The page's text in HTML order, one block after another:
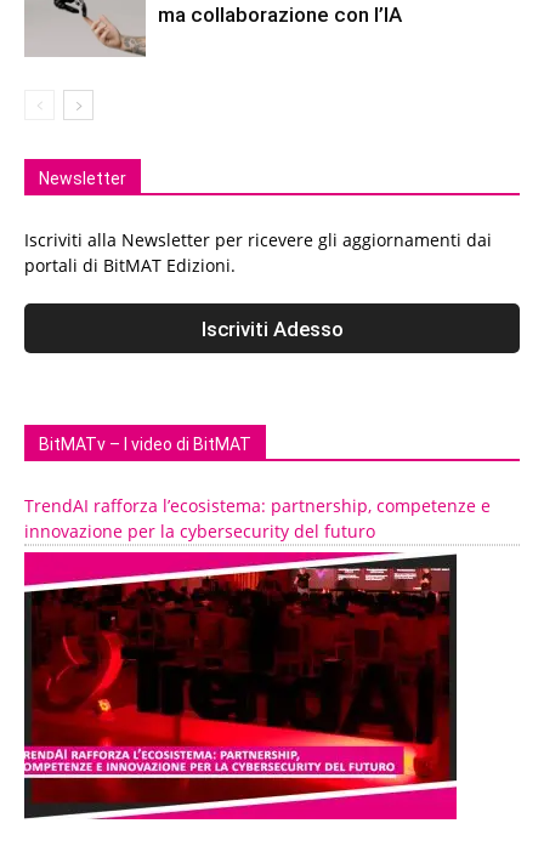
ma collaborazione con l’IA
Newsletter
Iscriviti alla Newsletter per ricevere gli aggiornamenti dai
portali di BitMAT Edizioni.
BitMATv – I video di BitMAT
TrendAI rafforza l’ecosistema: partnership, competenze e
innovazione per la cybersecurity del futuro